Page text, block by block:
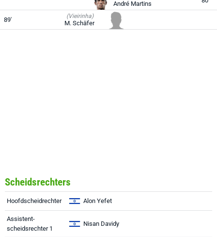
André Martins
89' (Vieirinha)
M. Schäfer
Scheidsrechters
Hoofdscheidrechter Alon Yefet
Assistent-
scheidsrechter 1
Nisan Davidy